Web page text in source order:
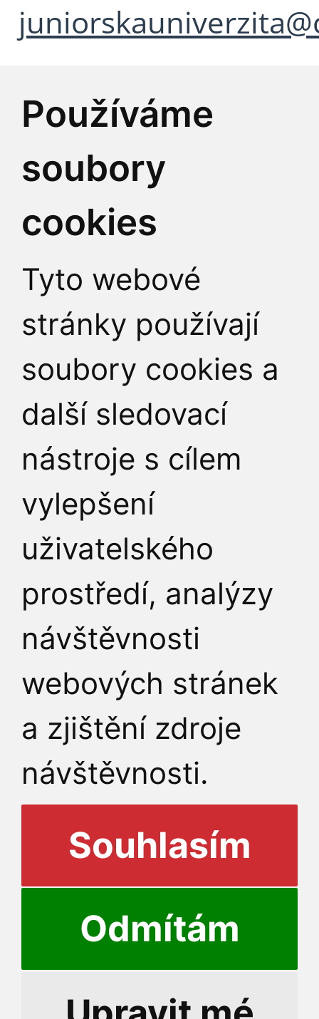
Používáme
soubory
cookies
Tyto webové
stránky používají
soubory cookies a
další sledovací
nástroje s cílem
vylepšení
uživatelského
prostředí, analýzy
návštěvnosti
webových stránek
a zjištění zdroje
návštěvnosti.
Souhlasím
Odmítám
Identifikátor datové
IČO:00216208
DIČ:CZ00216208
JAK K NÁM
Přihlášení do